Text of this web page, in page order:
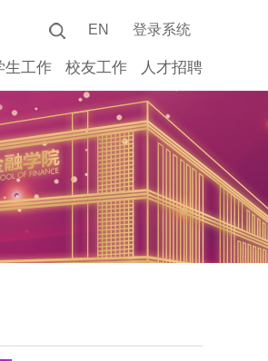
EN 登录系统
生工作 校友工作 人才招聘